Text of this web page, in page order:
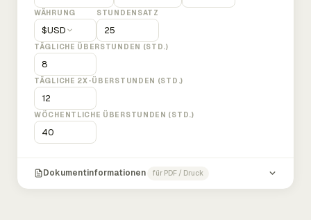
WÄHRUNG
$USD
STUNDENSATZ
TÄGLICHE ÜBERSTUNDEN (STD.)
TÄGLICHE 2X-ÜBERSTUNDEN (STD.)
WÖCHENTLICHE ÜBERSTUNDEN (STD.)
Dokumentinformationen für PDF / Druck